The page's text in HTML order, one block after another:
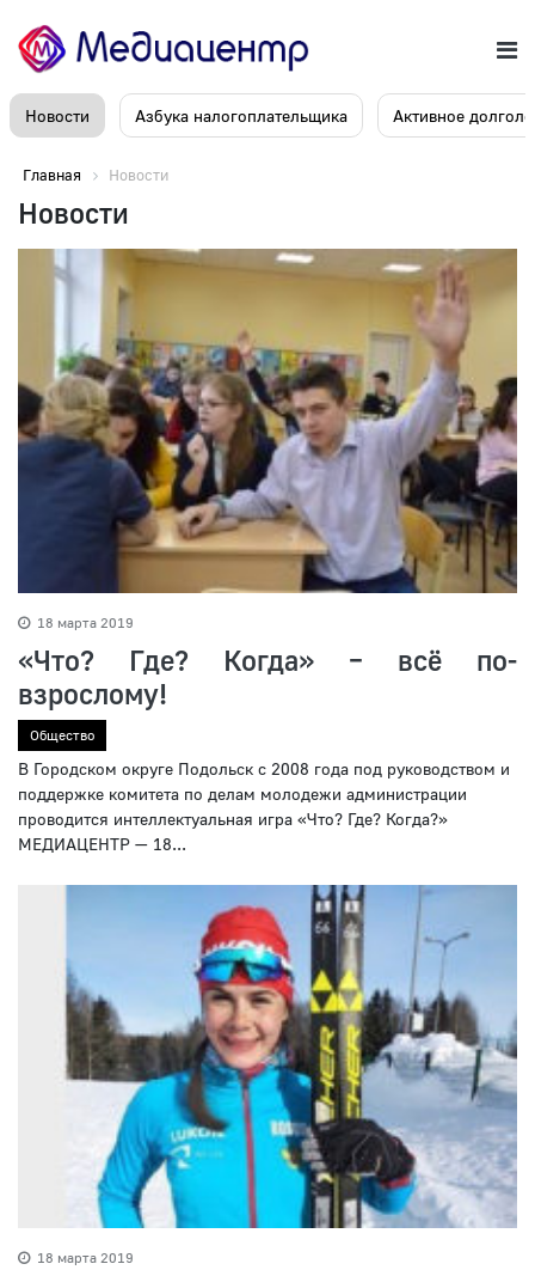
Новости Азбука налогоплательщика Активное
Главная Новости
Новости
18 марта 2019
«Что? Где? Когда» – всё по-
взрослому!
Общество
В Городском округе Подольск с 2008 года под руководством и
поддержке комитета по делам молодежи администрации
проводится интеллектуальная игра «Что? Где? Когда?»
МЕДИАЦЕНТР — 18...
18 марта 2019